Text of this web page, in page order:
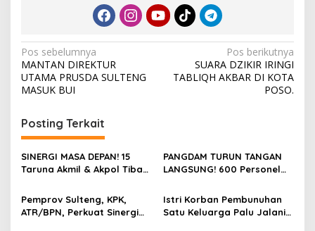
N
a
v
i
g
a
s
i
p
Pos sebelumnya
MANTAN DIREKTUR
UTAMA PRUSDA SULTENG
MASUK BUI
Pos berikutnya
SUARA DZIKIR IRINGI
TABLIQH AKBAR DI KOTA
POSO.
Posting Terkait
SINERGI MASA DEPAN! 15
Taruna Akmil & Akpol Tiba
Program “Taruna Bakti” di
Bumi Tadulako Sulteng
PANGDAM TURUN TANGAN
LANGSUNG! 600 Personel
Bersihkan 16 Titik di Palu,
Sambut HUT Pertama
dengan Aksi Nyata
Pemprov Sulteng, KPK,
ATR/BPN, Perkuat Sinergi
Istri Korban Pembunuhan
Satu Keluarga Palu Jalani